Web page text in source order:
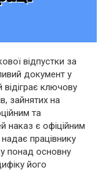
відпустки за
документ у
відіграє ключову
зайнятих на
та
наказ є офіційним
працівнику
понад основну
його